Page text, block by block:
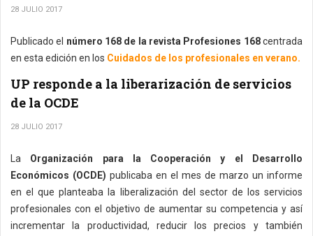
28 JULIO 2017
Publicado el número 168 de la revista Profesiones 168centrada
en esta edición en los Cuidados de los profesionales en verano.
UP responde a la liberarización de servicios
de la OCDE
28 JULIO 2017
La Organización para la Cooperación y el Desarrollo
Económicos (OCDE) publicaba en el mes de marzo un informe
en el que planteaba la liberalización del sector de los servicios
profesionales con el objetivo de aumentar su competencia y así
incrementar la productividad, reducir los precios y también